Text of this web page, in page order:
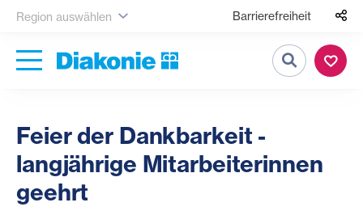
Region auswählen Barrierefreiheit
Suche
Feier der Dankbarkeit -
langjährige Mitarbeiterinnen
geehrt